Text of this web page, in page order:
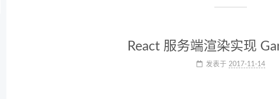
React 服务端渲染实现
发表于 2017-11-14